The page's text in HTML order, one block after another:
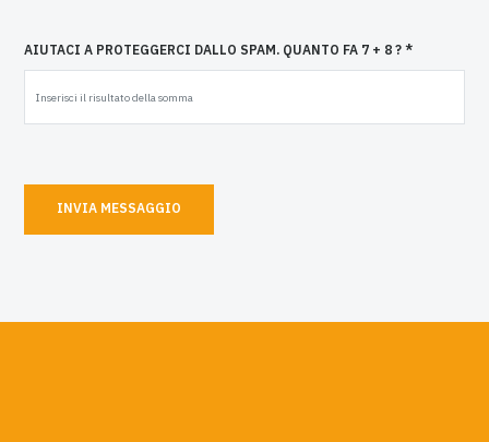
AIUTACI A PROTEGGERCI DALLO SPAM. QUANTO FA 7 + 8 ? *
INVIA MESSAGGIO